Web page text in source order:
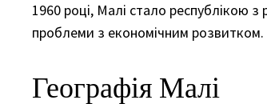
1960 році, Малі стало республікою
проблеми з економічним розвитком.
Географія Малі